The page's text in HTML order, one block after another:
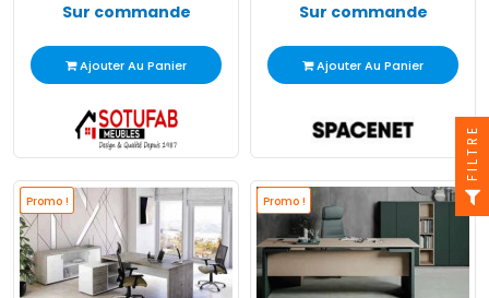
Sur commande
Ajouter Au Panier
Sur commande
Ajouter Au Panier
Promo ! Promo !
FILTRE